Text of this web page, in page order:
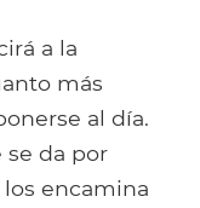
a la
más
al día.
da por
encamina